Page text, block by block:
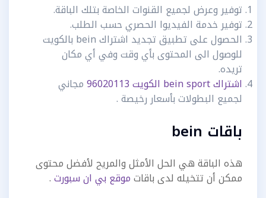
توفير وعرض لجميع القنوات الخاصة بتلك الباقة.
توفير خدمة الفيديوا الحصري حسب الطلب.
الحصول على تطبيق تجديد اشتراك bein بالكويت
للوصول الى المحتوى بأي وقت وفي أي مكان
تريده.
اشتراك bein sport الكويت 96020113
مجاني
لجميع البطولات بأسعار رخيصة .
باقات bein
هذه الباقة هي الحل الأمثل والمريح لأفضل محتوى
ممكن أن تتخيله لدى باقاتموقع بي ان سبورت.